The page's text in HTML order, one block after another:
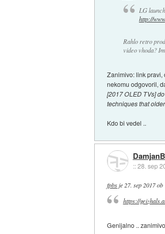
LG
http://
Rahlo retro
video vhoda?
Zanimivo: link pravi,
nekomu odgovoril,
[2017 OLED TVs]
techniques that
Kdo bi vedel ..
::28. sep
fpbsje27. sep 2017
https://
Genijalno ..